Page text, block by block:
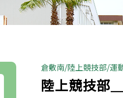
倉敷南 陸上競技部 運
陸上競技部